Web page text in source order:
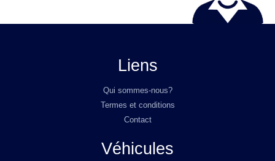
Liens
Qui sommes-nous?
Termes et conditions
Contact
Véhicules